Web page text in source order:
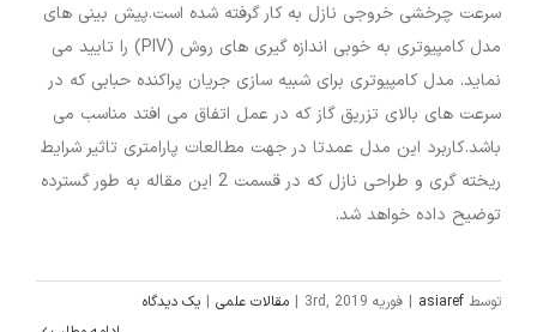
سرعت چرخشی خروجی نازل به کار گرفته شده است.پیش بینی های
مدل کامپیوتری به خوبی اندازه گیری های روش (PIV) را تایید می
نماید. مدل کامپیوتری برای شبیه سازی جریان پراکنده حبابی که در
سرعت های بالای تزریق گاز که در عمل اتفاق می افتد مناسب می
باشد.کاربرد این مدل عمدتا در جهت مطالعات پارامتری تاثیر شرایط
ریخته گری و طراحی نازل که در قسمت 2 این مقاله به طور گسترده
توضیح داده خواهد شد.
توسط asiaref
| فوریه 3rd, 2019 | مقالات علمی | یک دیدگاه